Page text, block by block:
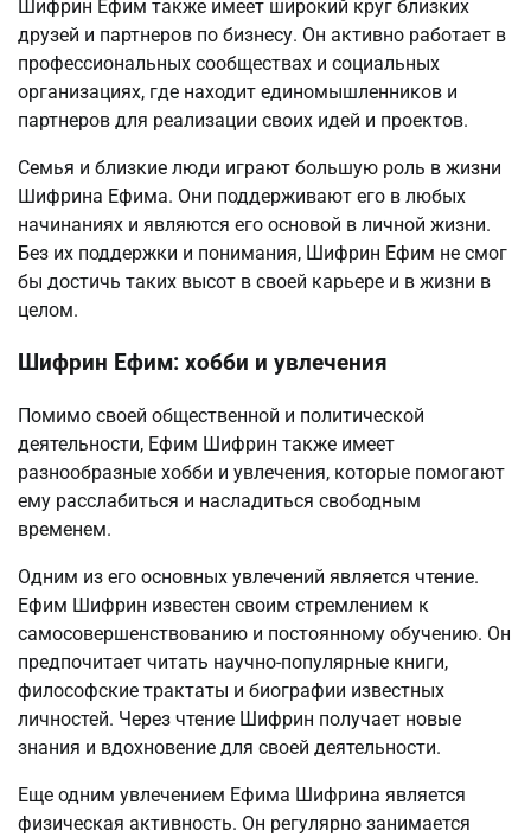
Шифрин Ефим также имеет широкий круг близких
друзей и партнеров по бизнесу. Он активно работает в
профессиональных сообществах и социальных
организациях, где находит единомышленников и
партнеров для реализации своих идей и проектов.
Семья и близкие люди играют большую роль в жизни
Шифрина Ефима. Они поддерживают его в любых
начинаниях и являются его основой в личной жизни.
Без их поддержки и понимания, Шифрин Ефим не смог
бы достичь таких высот в своей карьере и в жизни в
целом.
Шифрин Ефим: хобби и увлечения
Помимо своей общественной и политической
деятельности, Ефим Шифрин также имеет
разнообразные хобби и увлечения, которые помогают
ему расслабиться и насладиться свободным
временем.
Одним из его основных увлечений является чтение.
Ефим Шифрин известен своим стремлением к
самосовершенствованию и постоянному обучению. Он
предпочитает читать научно-популярные книги,
философские трактаты и биографии известных
личностей. Через чтение Шифрин получает новые
знания и вдохновение для своей деятельности.
Еще одним увлечением Ефима Шифрина является
физическая активность. Он регулярно занимается